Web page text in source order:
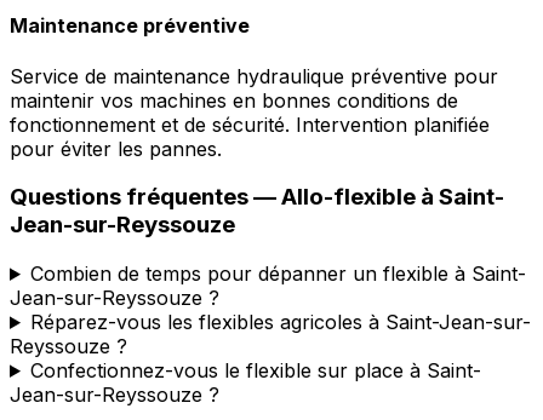
Maintenance préventive
Service de maintenance hydraulique préventive pour
maintenir vos machines en bonnes conditions de
fonctionnement et de sécurité. Intervention planifiée
pour éviter les pannes.
Questions fréquentes —Allo-flexible à Saint-
Jean-sur-Reyssouze
Combien de temps pour dépanner un flexible à Saint-
Jean-sur-Reyssouze ?
Réparez-vous les flexibles agricoles à Saint-Jean-sur-
Reyssouze ?
Confectionnez-vous le flexible sur place à Saint-
Jean-sur-Reyssouze ?